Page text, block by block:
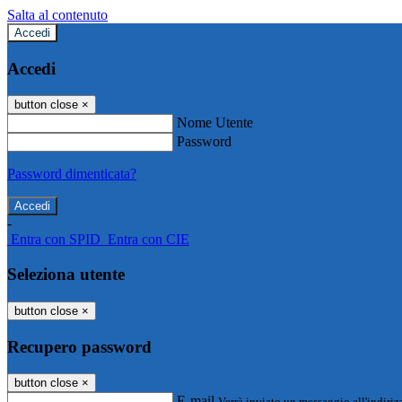
Salta al contenuto
Accedi
Accedi
button close ×
Nome Utente
Password
Password dimenticata?
-
Entra con SPID Entra con CIE
Seleziona utente
button close ×
Recupero password
button close ×